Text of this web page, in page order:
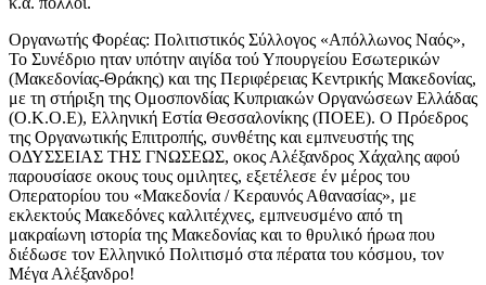
Οργανωτής Φορέας: Πολιτιστικός Σύλλογος «Απόλλωνος Ναός»,
Το Συνέδριο ηταν υπότην αιγίδα τού Υπουργείου Εσωτερικών
(Μακεδονίας-Θράκης) και της Περιφέρειας Κεντρικής Μακεδονίας,
με τη στήριξη της Ομοσπονδίας Κυπριακών Οργανώσεων Ελλάδας
(Ο.Κ.Ο.Ε), Ελληνική Εστία Θεσσαλονίκης (ΠΟΕΕ). Ο Πρόεδρος
της Οργανωτικής Επιτροπής, συνθέτης και εμπνευστής της
ΟΔΥΣΣΕΙΑΣ ΤΗΣ ΓΝΩΣΕΩΣ, οκος Αλέξανδρος Χάχαλης αφού
παρουσίασε οκους τους ομιλητες, εξετέλεσε έν μέρος του
Οπερατορίου του «Μακεδονία / Κεραυνός Αθανασίας», με
εκλεκτούς Μακεδόνες καλλιτέχνες, εμπνευσμένο από τη
μακραίωνη ιστορία της Μακεδονίας και το θρυλικό ήρωα που
διέδωσε τον Ελληνικό Πολιτισμό στα πέρατα του κόσμου, τον
Μέγα Αλέξανδρο!